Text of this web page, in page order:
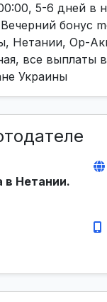
5-6 дней в
бонус
Нетании, Ор-
все выплаты
Украины
в Нетании.